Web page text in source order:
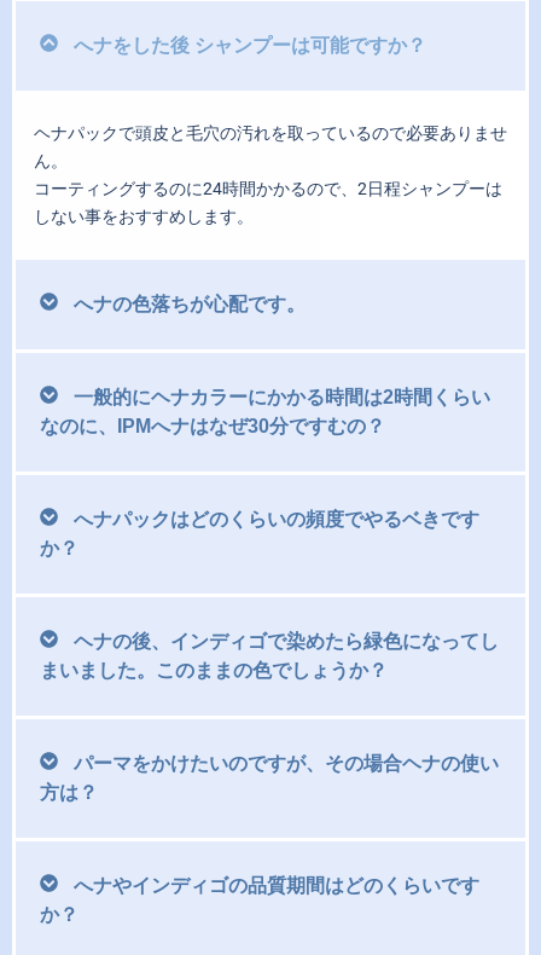
へナをした後 シャンプーは可能ですか？
ヘナパックで頭皮と毛穴の汚れを取っているので必要ありませ
ん。
コーティングするのに24時間かかるので、2日程シャンプーは
しない事をおすすめします。
へナの色落ちが心配です。
一般的にヘナカラーにかかる時間は2時間くらい
なのに、IPMへナはなぜ30分ですむの？
へナパックはどのくらいの頻度でやるベきです
か？
ヘナの後、インディゴで染めたら緑色になってし
まいました。このままの色でしょうか？
パーマをかけたいのですが、その場合ヘナの使い
方は？
へナやインディゴの品質期間はどのくらいです
か？